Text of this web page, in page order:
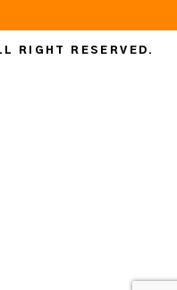
RIGHT RESERVED.